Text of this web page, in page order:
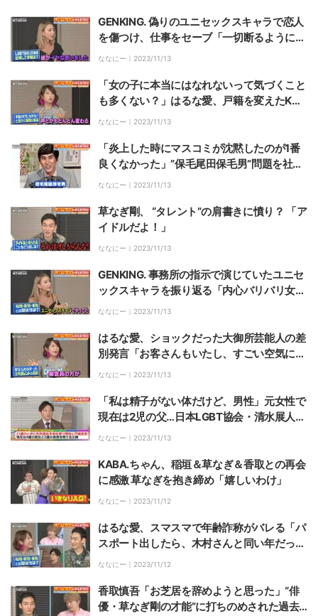
GENKING. 偽りのユニセックスキャラで恋人
を傷つけ、仕事をセーブ「一切断るようにし
ていた」仕事内容とは？
ななにー｜ 2023/11/13
「女の子に本当にはなれないって気づくこと
も多くない？」はるな愛、戸籍を変えたKAB
A.ちゃん＆GENKING.と本音トーク
ななにー｜ 2023/11/13
「炎上した時にマスコミが沈黙したのが1番
良くなかった」”保毛尾田保毛男”問題を社会
学者が振り返る
ななにー｜ 2023/11/13
草なぎ剛、 “タレント”の肩書きに憤り？ 「ア
イドルだよ！」
ななにー｜ 2023/11/13
GENKING. 事務所の指示で演じていたユニセ
ックスキャラを振り返る「内心バリバリ女だ
ったのでやりにくかった」
ななにー｜ 2023/11/13
はるな愛、ショックだった大御所芸能人の差
別発言「お客さんもいたし、すごい空気にな
った…」
ななにー｜ 2023/11/13
「私は精子がない体だけど、男性」元女性で
現在は2児の父…日本LGBT協会・清水展人に
はるな愛が興味津々「授かるってどうやっ
ななにー｜ 2023/11/13
KABA.ちゃん、稲垣＆草なぎ＆香取との再会
に感激 草なぎを抱き締め「嬉しいわけ」
ななにー｜ 2023/11/12
はるな愛、スマスマで年齢詐称がバレる「パ
スポート出したら、木村さんと同い年だっ
て」
ななにー｜ 2023/11/12
香取慎吾「お芝居を辞めようと思った」“俳
優・草なぎ剛の才能”に打ちのめされた過去